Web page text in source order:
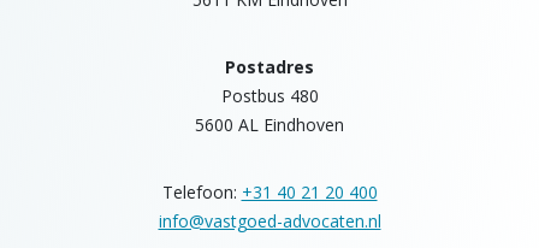
Postadres
Postbus 480
5600 AL Eindhoven
Telefoon: +31 40 21 20 400
info@vastgoed-advocaten.nl